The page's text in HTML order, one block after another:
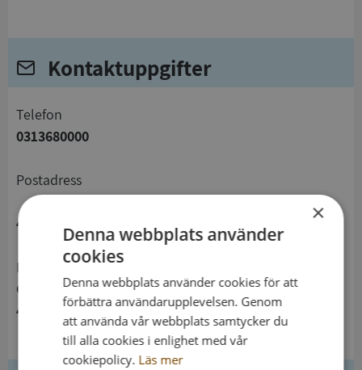
Kontaktuppgifter
telefon
0313680000
Postadress
404 82 Göteborg
Besöksadress
Gustaf Adolfs Torg 4
411 10 Göteborg
×
Denna webbplats använder
cookies
Denna webbplats använder cookies för att
förbättra användarupplevelsen. Genom
att använda vår webbplats samtycker du
till alla cookies i enlighet med vår
cookiepolicy. Läs mer